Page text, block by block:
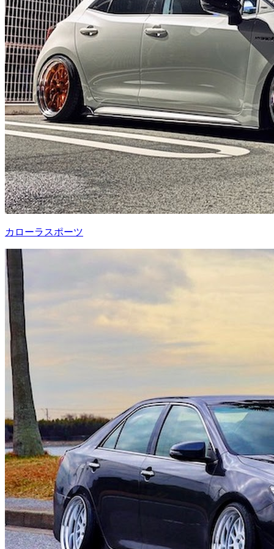
カローラスポーツ